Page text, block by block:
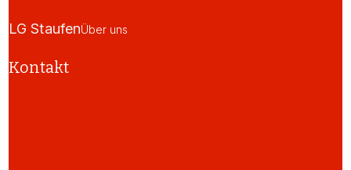
LG StaufenÜber uns
Kontakt